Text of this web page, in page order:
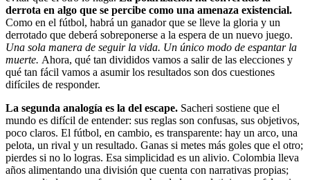
derrota en algo que se percibe como una amenaza existencial.
Como en el fútbol, habrá un ganador que se lleve la gloria y un
derrotado que deberá sobreponerse a la espera de un nuevo juego.
Una sola manera de seguir la vida. Un único modo de espantar la
muerte. Ahora, qué tan divididos vamos a salir de las elecciones y
qué tan fácil vamos a asumir los resultados son dos cuestiones
difíciles de responder.
La segunda analogía es la del escape. Sacheri sostiene que el
mundo es difícil de entender: sus reglas son confusas, sus objetivos,
poco claros. El fútbol, en cambio, es transparente: hay un arco, una
pelota, un rival y un resultado. Ganas si metes más goles que el otro;
pierdes si no lo logras. Esa simplicidad es un alivio. Colombia lleva
años alimentando una división que cuenta con narrativas propias;